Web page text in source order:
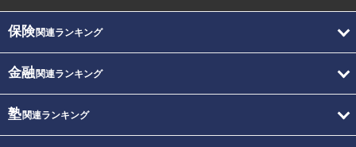
保険関連ランキング
金融関連ランキング
塾関連ランキング